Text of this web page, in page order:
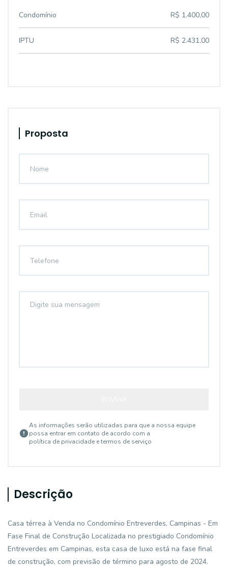
Condomínio R$ 1.400,00
IPTU R$ 2.431,00
Proposta
As informações serão utilizadas para que a nossa equipe
possa entrar em contato de acordo com a
política de privacidade e termos de serviço
Descrição
Casa térrea à Venda no Condomínio Entreverdes, Campinas - Em
Fase Final de Construção Localizada no prestigiado Condomínio
Entreverdes em Campinas, esta casa de luxo está na fase final
de construção, com previsão de término para agosto de 2024.